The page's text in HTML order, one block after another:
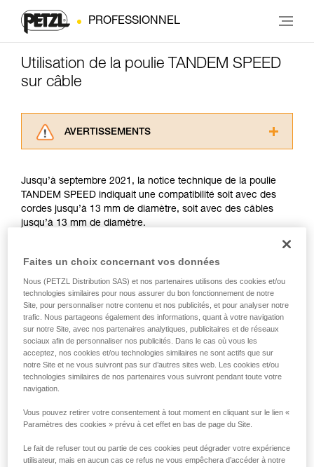
PROFESSIONNEL
Utilisation de la poulie TANDEM SPEED
sur câble
AVERTISSEMENTS
consulter. Vous devez avoir compris les
informations de la notice technique pour
pouvoir comprendre ce complément
d’informations.
formation et un entraînement spécifique. Validez
la manipulation, seul, en toute sécurité, avant
de la reproduire en autonomie.
Nous donnons des exemples de techniques
liées à votre activité. Il peut en exister d’autres
que nous ne décrivons pas ici.
Jusqu’à septembre 2021, la notice technique de la poulie
TANDEM SPEED indiquait une compatibilité soit avec des
cordes jusqu’à 13 mm de diamètre, soit avec des câbles
jusqu’à 13 mm de diamètre.
Depuis septembre 2021, l’usage de poulie sur câble a été
les Parcours Acrobatiques en Hauteur. La TANDEM SPEED
ne répond pas à deux critères de ce référentiel :
l’imperdabilité et la protection des doigts. Il n’existe aucun
autre référentiel normatif EPI couvrant l’usage de poulie sur
câble.
Pour un usage en Parcours Acrobatiques en Hauteur sur
câble, les seules poulies Petzl certifiées sont :
- Les poulies TRAC CLUB (P023AB00/P023AB01) et
Faites un choix concernant vos données
Nous (PETZL Distribution SAS) et nos partenaires utilisons des cookies et/ou
technologies similaires pour nous assurer du bon fonctionnement de notre
Site, pour personnaliser notre contenu et nos publicités, et pour analyser notre
trafic. Nous partageons également des informations, quant à votre navigation
sur notre Site, avec nos partenaires analytiques, publicitaires et de réseaux
sociaux afin de personnaliser nos publicités. Dans le cas où vous les
acceptez, nos cookies et/ou technologies similaires ne sont actifs que sur
notre Site et ne vous suivront pas sur d’autres sites web. Les cookies et/ou
technologies similaires de nos partenaires vous suivront pendant toute votre
navigation.
Vous pouvez retirer votre consentement à tout moment en cliquant sur le lien «
Paramètres des cookies » prévu à cet effet en bas de page du Site.
Le fait de refuser tout ou partie de ces cookies peut dégrader votre expérience
utilisateur, mais en aucun cas ce refus ne vous empêchera d’accéder à notre